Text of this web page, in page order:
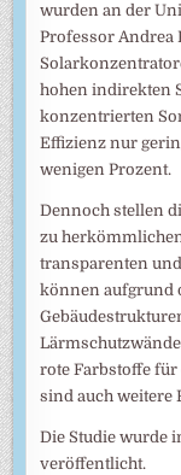
wurden an der
Professor Andrea
hohen indirekten
konzentrierten
Effizienz nur
wenigen Prozent.
Dennoch stellen
zu
transparenten
können aufgrund
rote Farbstoffe
sind auch weitere
Die Studie wurde
veröffentlicht.